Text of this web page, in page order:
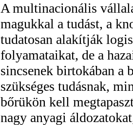
A multinacionális
magukkal a tudást, a
tudatosan alakítják
folyamataikat, de a
sincsenek birtokában a
szükséges tudásnak,
bőrükön kell
nagy anyagi